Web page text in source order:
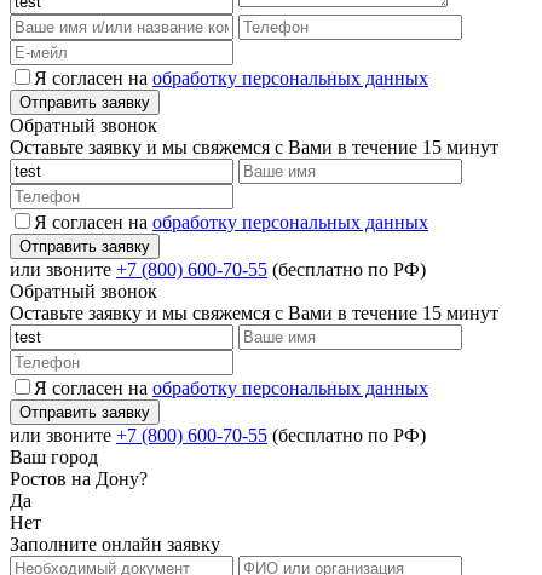
Я согласен на обработку персональных данных
Обратный звонок
Оставьте заявку и мы свяжемся с Вами в течение 15 минут
Я согласен на обработку персональных данных
или звоните +7 (800) 600-70-55 (бесплатно по РФ)
Обратный звонок
Оставьте заявку и мы свяжемся с Вами в течение 15 минут
Я согласен на обработку персональных данных
или звоните +7 (800) 600-70-55 (бесплатно по РФ)
Ваш город
Ростов на Дону?
Да
Нет
Заполните онлайн заявку